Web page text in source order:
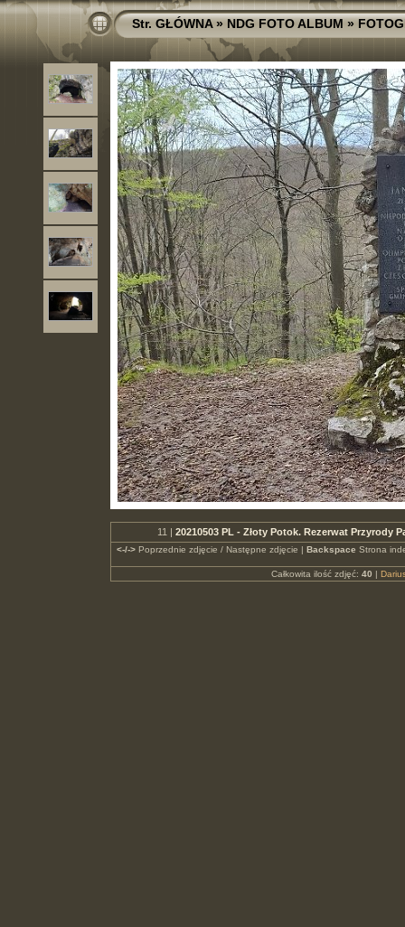
Str. GŁÓWNA»NDG FOTO ALBUM»
11 | 20210503 PL - Złoty Potok. Rezerwat Przyrody
<-/->Poprzednie zdjęcie / Następne zdjęcie | Backspace Strona
Całkowita ilość zdjęć: 40 |